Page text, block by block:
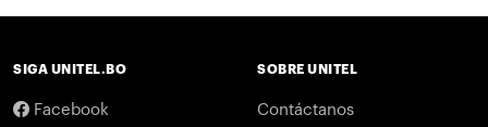
SIGA UNITEL.BO
Facebook
SOBRE UNITEL
Contáctanos